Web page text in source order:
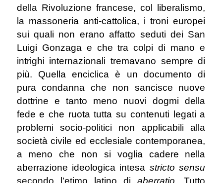
della Rivoluzione francese, col liberalismo,
la massoneria anti-cattolica, i troni europei
sui quali non erano affatto seduti dei San
Luigi Gonzaga e che tra colpi di mano e
intrighi internazionali tremavano sempre di
più. Quella enciclica è un documento di
pura condanna che non sancisce nuove
dottrine e tanto meno nuovi dogmi della
fede e che ruota tutta su contenuti legati a
problemi socio-politici non applicabili alla
società civile ed ecclesiale contemporanea,
a meno che non si voglia cadere nella
aberrazione ideologica intesa stricto sensu
secondo l’etimo latino diaberratio. Tutto